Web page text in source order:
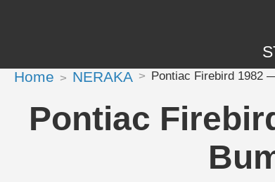
Home NERAKA Pontiac Firebird 1982
Pontiac